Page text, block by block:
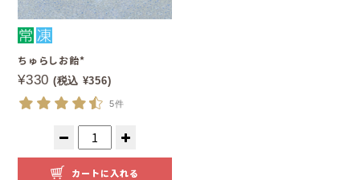
ちゅらしお飴*
¥330 (税込 ¥356)
5件
カートに入れる